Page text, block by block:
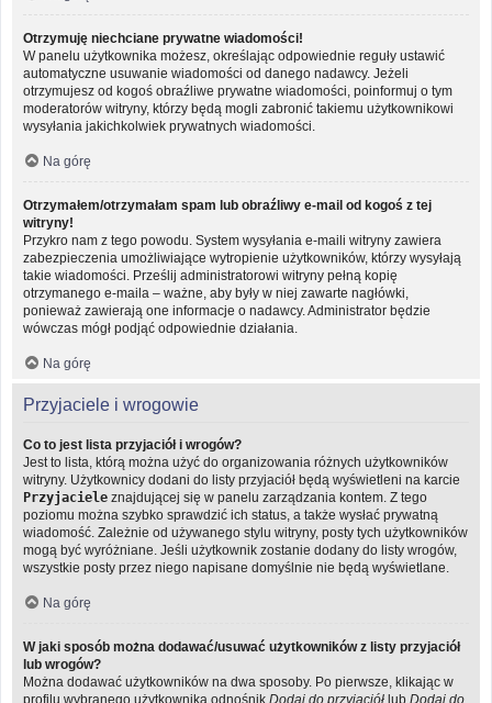
Otrzymuję niechciane prywatne wiadomości!
W panelu użytkownika możesz, określając odpowiednie reguły ustawić
automatyczne usuwanie wiadomości od danego nadawcy. Jeżeli
otrzymujesz od kogoś obraźliwe prywatne wiadomości, poinformuj o tym
moderatorów witryny, którzy będą mogli zabronić takiemu użytkownikowi
wysyłania jakichkolwiek prywatnych wiadomości.
Na górę
Otrzymałem/otrzymałam spam lub obraźliwy e-mail od kogoś z tej
witryny!
Przykro nam z tego powodu. System wysyłania e-maili witryny zawiera
zabezpieczenia umożliwiające wytropienie użytkowników, którzy wysyłają
takie wiadomości. Prześlij administratorowi witryny pełną kopię
otrzymanego e-maila – ważne, aby były w niej zawarte nagłówki,
ponieważ zawierają one informacje o nadawcy. Administrator będzie
wówczas mógł podjąć odpowiednie działania.
Na górę
Przyjaciele i wrogowie
Co to jest lista przyjaciół i wrogów?
Jest to lista, którą można użyć do organizowania różnych użytkowników
witryny. Użytkownicy dodani do listy przyjaciół będą wyświetleni na karcie
Przyjaciele znajdującej się w panelu zarządzania kontem. Z tego
poziomu można szybko sprawdzić ich status, a także wysłać prywatną
wiadomość. Zależnie od używanego stylu witryny, posty tych użytkowników
mogą być wyróżniane. Jeśli użytkownik zostanie dodany do listy wrogów,
wszystkie posty przez niego napisane domyślnie nie będą wyświetlane.
Na górę
W jaki sposób można dodawać/usuwać użytkowników z listy przyjaciół
lub wrogów?
Można dodawać użytkowników na dwa sposoby. Po pierwsze, klikając w
profilu wybranego użytkownika odnośnik Dodaj do przyjaciół lub Dodaj do